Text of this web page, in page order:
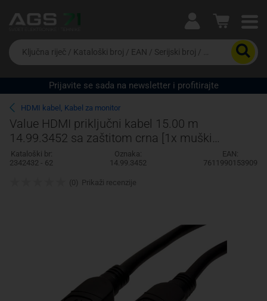
Ova postavka prilagođava asortiman proizvoda i
cijene vašim potrebama.
Da
biste
potražili
proizvod,
unesite
ključnu
riječ,
kataloški
broj,
EAN
ili
Prijavite se sada na newsletter i profitirajte
HDMI kabel, Kabel za monitor
Value HDMI priključni kabel 15.00 m
14.99.3452 sa zaštitom crna [1x muški
konektor HDMI - 1x muški konektor HDMI]
Kataloški br:
2342432 - 62
Oznaka:
14.99.3452
EAN:
7611990153909
(0) Prikaži recenzije